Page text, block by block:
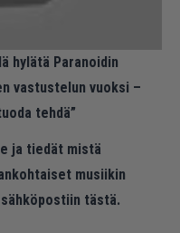
hylätä Paranoidin
vastustelun vuoksi –
tehdä”
ja tiedät mistä
musiikin
tästä.